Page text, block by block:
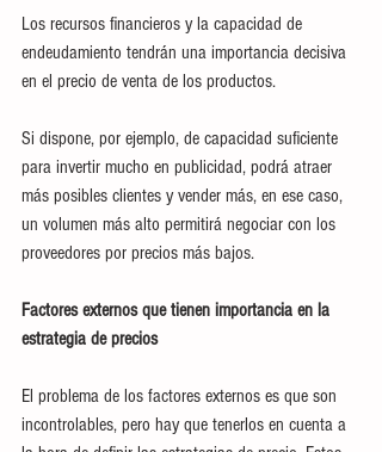
Los recursos financieros y la capacidad de
endeudamiento tendrán una importancia decisiva
en el precio de venta de los productos.
Si dispone, por ejemplo, de capacidad suficiente
para invertir mucho en publicidad, podrá atraer
más posibles clientes y vender más, en ese caso,
un volumen más alto permitirá negociar con los
proveedores por precios más bajos.
Factores externos que tienen importancia en la
estrategia de precios
El problema de los factores externos es que son
incontrolables, pero hay que tenerlos en cuenta a